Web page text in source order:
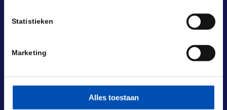
Statistieken
Marketing
Alles toestaan